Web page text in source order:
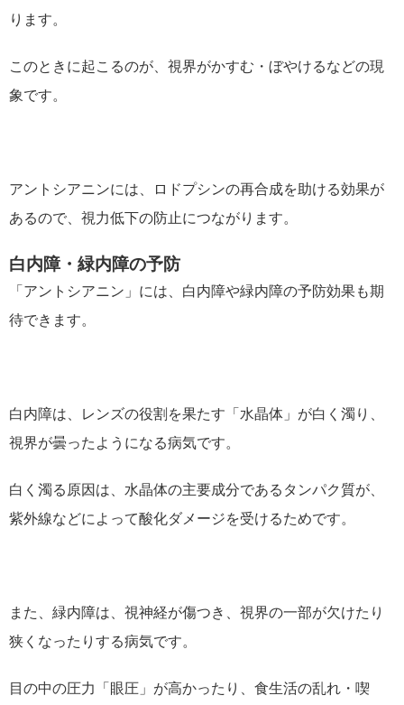
ります。
このときに起こるのが、視界がかすむ・ぼやけるなどの現
象です。
アントシアニンには、ロドプシンの再合成を助ける効果が
あるので、視力低下の防止につながります。
白内障・緑内障の予防
「アントシアニン」には、白内障や緑内障の予防効果も期
待できます。
白内障は、レンズの役割を果たす「水晶体」が白く濁り、
視界が曇ったようになる病気です。
白く濁る原因は、水晶体の主要成分であるタンパク質が、
紫外線などによって酸化ダメージを受けるためです。
また、緑内障は、視神経が傷つき、視界の一部が欠けたり
狭くなったりする病気です。
目の中の圧力「眼圧」が高かったり、食生活の乱れ・喫